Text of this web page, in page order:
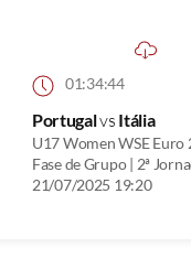
01:34:44
Portugalvs Itália
U17 Women WSE Euro
Fase de Grupo | 2ª
21/07/2025 19:20